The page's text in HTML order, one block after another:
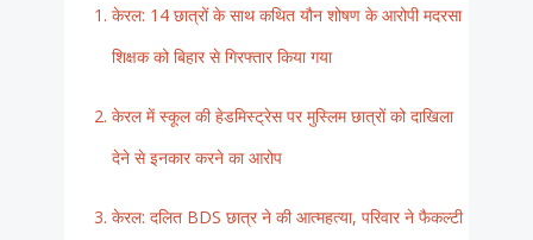
केरल: 14 छात्रों के साथ कथित यौन शोषण के आरोपी मदरसा
शिक्षक को बिहार से गिरफ्तार किया गया
केरल में स्कूल की हेडमिस्ट्रेस पर मुस्लिम छात्रों को दाखिला
देने से इनकार करने का आरोप
केरल: दलित BDS छात्र ने की आत्महत्या, परिवार ने फैकल्टी